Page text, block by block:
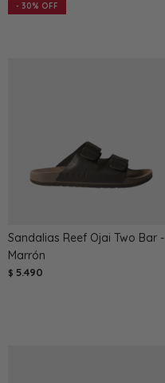
30
Sandalias Reef Ojai Two Bar -
Marrón
$ 5.490